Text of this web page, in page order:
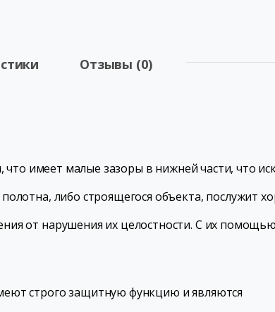
Отзывы (0)
что имеет малые зазоры в нижней части, что
либо строящегося объекта, послужит
от нарушения их целостности. С их
строго защитную функцию и являются